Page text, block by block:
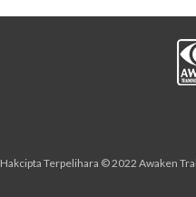
Hakcipta Terpelihara © 2022 Awaken